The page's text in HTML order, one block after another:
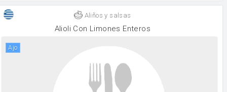
Aliños y salsas
Alioli Con Limones Enteros
ajo